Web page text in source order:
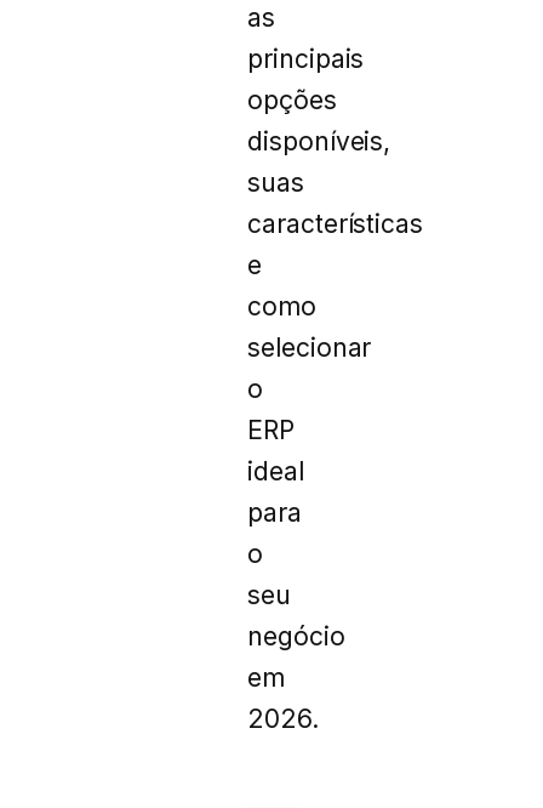
as
principais
opções
disponíveis,
suas
características
e
como
selecionar
o
ERP
ideal
para
o
seu
negócio
em
2026.